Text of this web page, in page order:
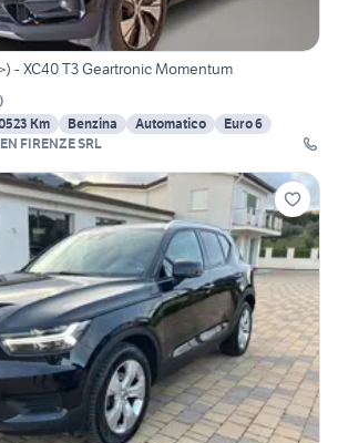
- XC40 T3 Geartronic Momentum
)
Km Benzina Automatico
Euro 6
FIRENZE SRL